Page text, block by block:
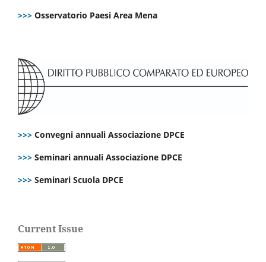
>>> Osservatorio Paesi Area Mena
>>> Convegni annuali Associazione DPCE
>>> Seminari annuali Associazione DPCE
>>> Seminari Scuola DPCE
Current Issue